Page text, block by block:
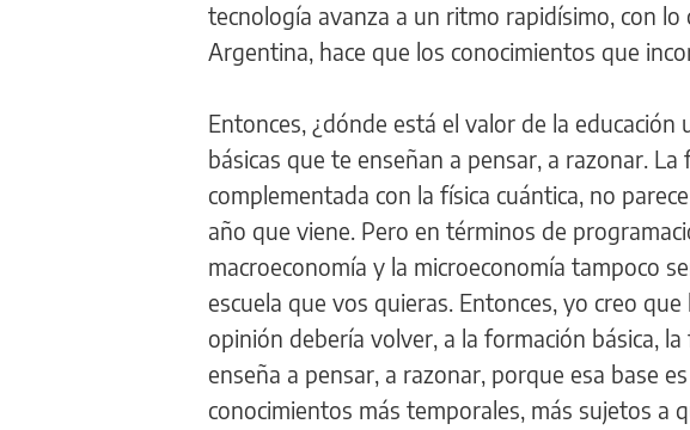
tecnología avanza a un ritmo rapidísimo, con
Argentina, hace que los conocimientos que
Entonces, ¿dónde está el valor de la
básicas que te enseñan a pensar, a razonar.
complementada con la física cuántica, no
año que viene. Pero en términos de
macroeconomía y la microeconomía tampoco
escuela que vos quieras. Entonces, yo creo
opinión debería volver, a la formación básica,
enseña a pensar, a razonar, porque esa base
conocimientos más temporales, más sujetos a